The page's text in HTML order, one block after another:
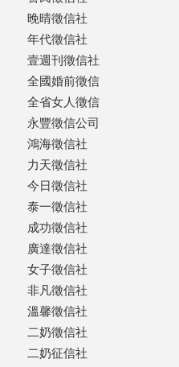
晚晴徵信社
年代徵信社
壹週刊徵信社
全國婚前徵信
全省女人徵信
永豐徵信公司
鴻海徵信社
力天徵信社
今日徵信社
泰一徵信社
成功徵信社
廣達徵信社
女子徵信社
非凡徵信社
溫馨徵信社
二奶徵信社
二奶征信社